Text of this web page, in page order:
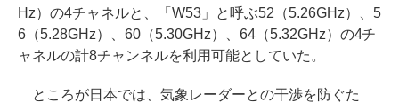
Hz）の4チャネルと、「W53」と呼ぶ52（5.26GHz）、5
6（5.28GHz）、60（5.30GHz）、64（5.32GHz）の4チ
ャネルの計8チャンネルを利用可能としていた。
ところが日本では、気象レーダーとの干渉を防ぐた